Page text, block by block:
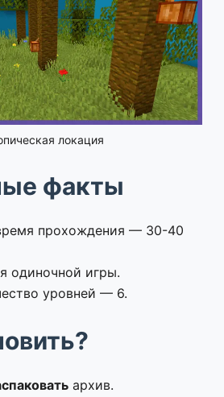
локация
факты
прохождения — 30-40
одиночной игры.
уровней — 6.
архив.